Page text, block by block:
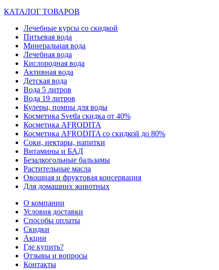
КАТАЛОГ ТОВАРОВ
Лечебные курсы со скидкой
Питьевая вода
Минеральная вода
Лечебная вода
Кислородная вода
Активная вода
Детская вода
Вода 5 литров
Вода 19 литров
Кулеры, помпы для воды
Косметика Svetla скидка от 40%
Косметика AFRODITA
Косметика AFRODITA со скидкой до 80%
Соки, нектары, напитки
Витамины и БАД
Безалкогольные бальзамы
Растительные масла
Овощная и фруктовая консервация
Для домашних животных
О компании
Условия доставки
Способы оплаты
Скидки
Акции
Где купить?
Отзывы и вопросы
Контакты